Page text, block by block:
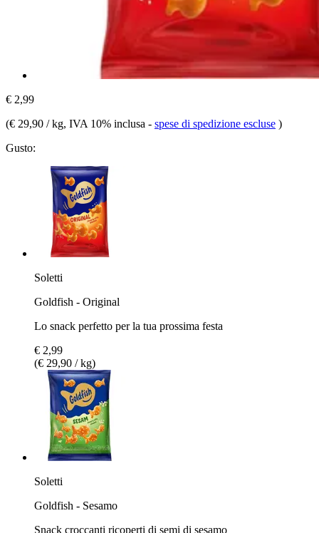
€ 2,99
(€ 29,90 / kg, IVA 10% inclusa - spese di spedizione escluse )
Gusto:
Soletti
Goldfish - Original
Lo snack perfetto per la tua prossima festa
€ 2,99
(€ 29,90 / kg)
Soletti
Goldfish - Sesamo
Snack croccanti ricoperti di semi di sesamo